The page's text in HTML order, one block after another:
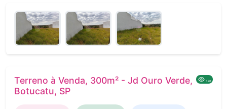
Terreno à Venda, 300m² - Jd Ouro Verde,
Botucatu, SP
320